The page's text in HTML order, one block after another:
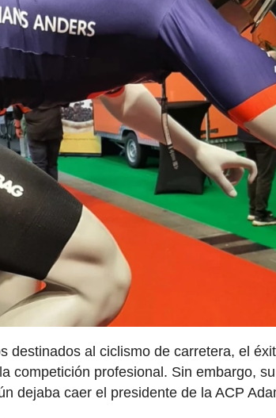
destinados al ciclismo de carretera, el
competición profesional. Sin embargo,
dejaba caer el presidente de la ACP